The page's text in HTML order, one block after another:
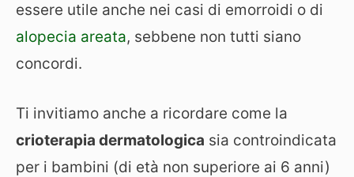
essere utile anche nei casi di emorroidi o di
alopecia areata, sebbene non tutti siano
concordi.
Ti invitiamo anche a ricordare come la
crioterapia dermatologica sia controindicata
per i bambini (di età non superiore ai 6 anni)